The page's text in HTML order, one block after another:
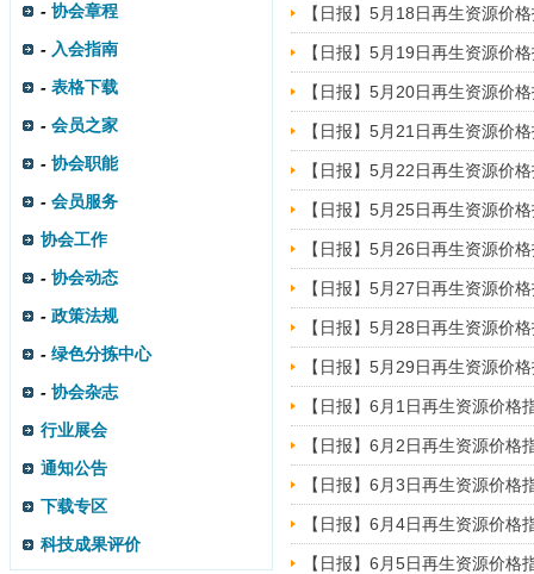
- 协会章程
- 入会指南
- 表格下载
- 会员之家
- 协会职能
- 会员服务
协会工作
- 协会动态
- 政策法规
- 绿色分拣中心
- 协会杂志
行业展会
通知公告
下载专区
科技成果评价
【日报】5月18日再生资源价
【日报】5月19日再生资源价
【日报】5月20日再生资源价
【日报】5月21日再生资源价
【日报】5月22日再生资源价
【日报】5月25日再生资源价
【日报】5月26日再生资源价
【日报】5月27日再生资源价
【日报】5月28日再生资源价
【日报】5月29日再生资源价
【日报】6月1日再生资源价格
【日报】6月2日再生资源价格
【日报】6月3日再生资源价格
【日报】6月4日再生资源价格
【日报】6月5日再生资源价格